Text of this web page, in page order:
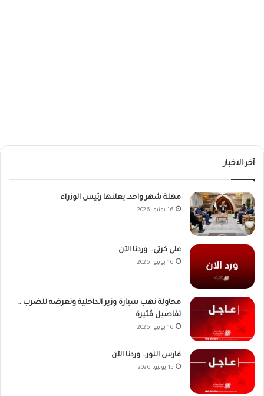
أخر الاخبار
مهلة شهر واحد..يعلنها رئيس الوزراء
16 يونيو، 2026
علي كرتي… وردنا الآن
16 يونيو، 2026
محاولة نهب سيارة وزير الداخلية وتعرضه للضرب …
تفاصيل مُثيرة
16 يونيو، 2026
فارس النور… وردنا الآن
15 يونيو، 2026